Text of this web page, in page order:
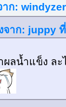
าก:
จาก: juppy
ผลน้ำแข็ง ล